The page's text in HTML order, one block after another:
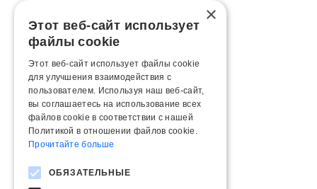
×
Этот веб-сайт использует
файлы cookie
Этот веб-сайт использует файлы cookie
для улучшения взаимодействия с
пользователем. Используя наш веб-сайт,
вы соглашаетесь на использование всех
файлов cookie в соответствии с нашей
Политикой в ​​отношении файлов cookie.
Прочитайте больше
ОБЯЗАТЕЛЬНЫЕ